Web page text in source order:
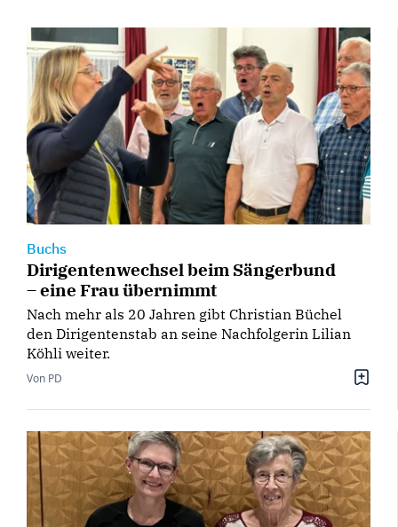
Buchs
Dirigentenwechsel beim Sängerbund
– eine Frau übernimmt
Nach mehr als 20 Jahren gibt Christian Büchel
den Dirigentenstab an seine Nachfolgerin Lilian
Köhli weiter.
Von PD